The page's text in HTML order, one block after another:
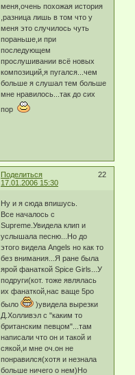
меня,очень похожая история
,разница лишь в том что у
меня это случилось чуть
пораньше,и при
последующем
прослушивании всё новых
композиций,я пугался...чем
больше я слушал тем больше
мне нравилось...так до сих
пор
Поделиться
22
17.01.2006 15:30
Ну и я сюда впишусь.
Все началось с
Supreme.Увидела клип и
услышала песню...Но до
этого видела Angels но как то
без внимания...Я ране была
ярой фанаткой Spice Girls...У
подруги(кот. тоже являлась
их фанаткой,нас ваще 5ро
было
)увидела вырезки
Д.Холливэл с "каким то
британским певцом"...там
написали что он и такой и
сякой,и мне оч.он не
понравился(хотя и незнала
больше ничего о нем)Но